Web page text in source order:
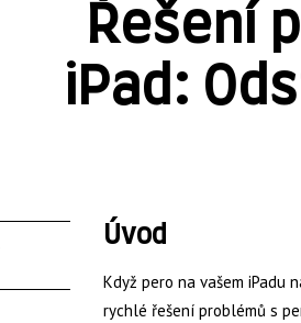
Řešení
iPad:
Úvod
Když pero na vašem iPadu
rychlé řešení problémů s